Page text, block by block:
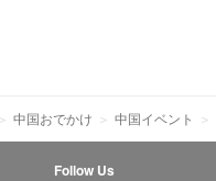
中国おでかけ 中国イベント
Follow Us